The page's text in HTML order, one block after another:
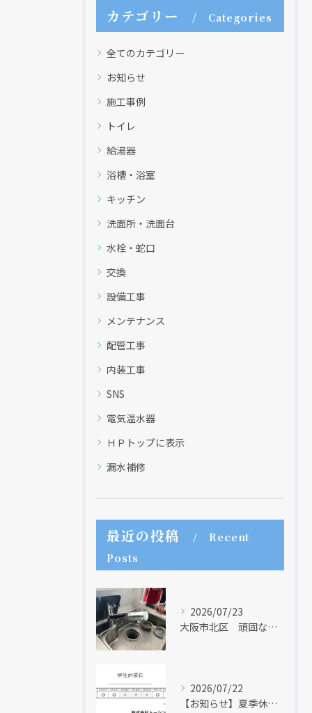
カテゴリー Categories
全てのカテゴリー
お知らせ
施工事例
トイレ
給湯器
浴槽・浴室
キッチン
洗面所・洗面台
水栓・蛇口
交換
設備工事
メンテナンス
配管工事
内装工事
SNS
電気温水器
ＨＰトップに表示
漏水補修
最近の投稿
Recent
Posts
2026/07/23
大阪市北区 頑固な水アカはなかなか取れない・・・
2026/07/22
【お知らせ】夏季休業日のお知らせ【２０２６年】